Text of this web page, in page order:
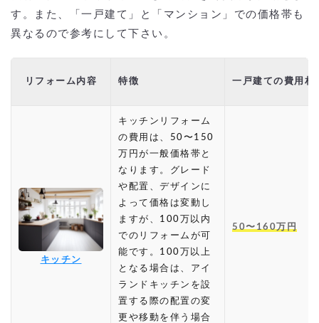
す。また、「一戸建て」と「マンション」での価格帯も
異なるので参考にして下さい。
リフォーム内容 特徴 一戸建ての費用相
キッチン
キッチンリフォーム
の費用は、50〜150
万円が一般価格帯と
なります。グレード
や配置、デザインに
よって価格は変動し
ますが、100万以内
でのリフォームが可
能です。100万以上
となる場合は、アイ
ランドキッチンを設
置する際の配置の変
更や移動を伴う場合
50〜160万円